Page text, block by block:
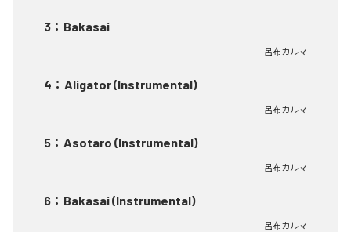
3 ： Bakasai
呂布カルマ
4 ： Aligator (Instrumental)
呂布カルマ
5 ： Asotaro (Instrumental)
呂布カルマ
6 ： Bakasai (Instrumental)
呂布カルマ